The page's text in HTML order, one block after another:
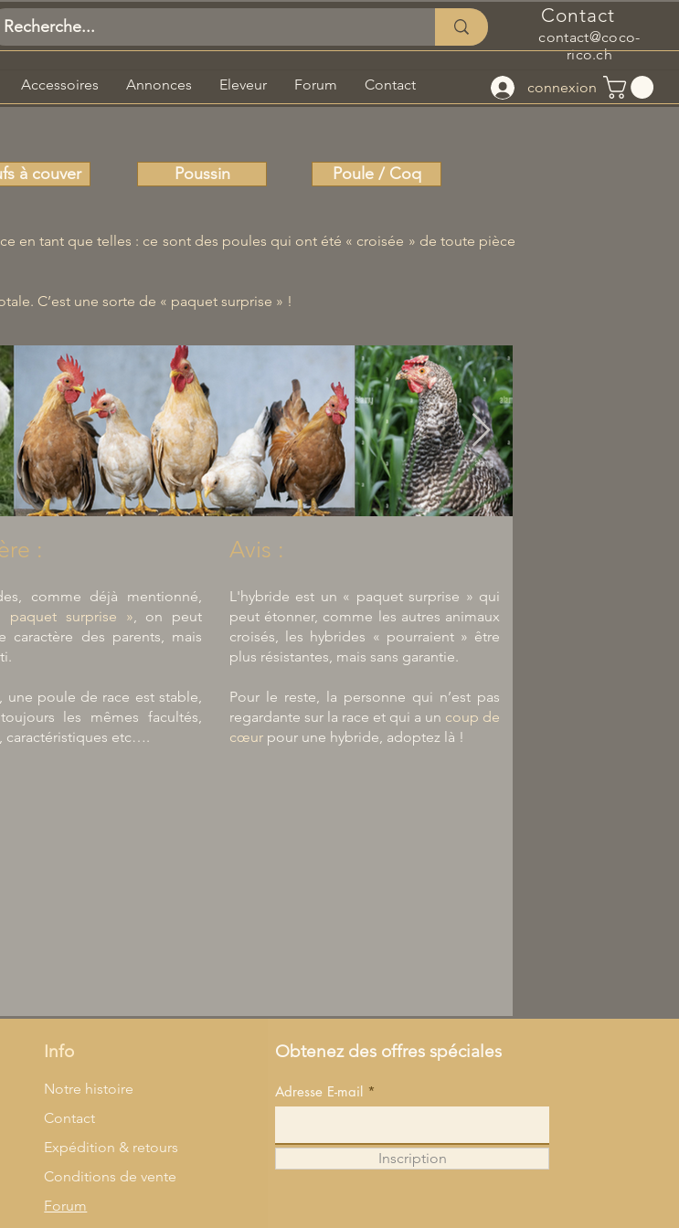
Contact
contact@coco-
rico.ch
connexion
Accessoires Annonces Eleveur Forum Contact
à couver Poussin Poule / Coq
en tant que telles : ce sont des poules qui ont été « croisée » de toute pièce
C’est une sorte de « paquet surprise » !
:
comme déjà mentionné,
paquet surprise », on peut
caractère des parents, mais
une poule de race est stable,
les mêmes facultés,
caractéristiques etc….
Avis :
L'hybride est un « paquet surprise » qui
peut étonner, comme les autres animaux
croisés, les hybrides « pourraient » être
plus résistantes, mais sans garantie.
Pour le reste, la personne qui n’est pas
regardante sur la race et qui a un coup de
cœur pour une hybride, adoptez là !
Info
Notre histoire
Contact
Expédition & retours
Conditions de vente
Forum
Obtenez des offres spéciales
Adresse E-mail
Inscription